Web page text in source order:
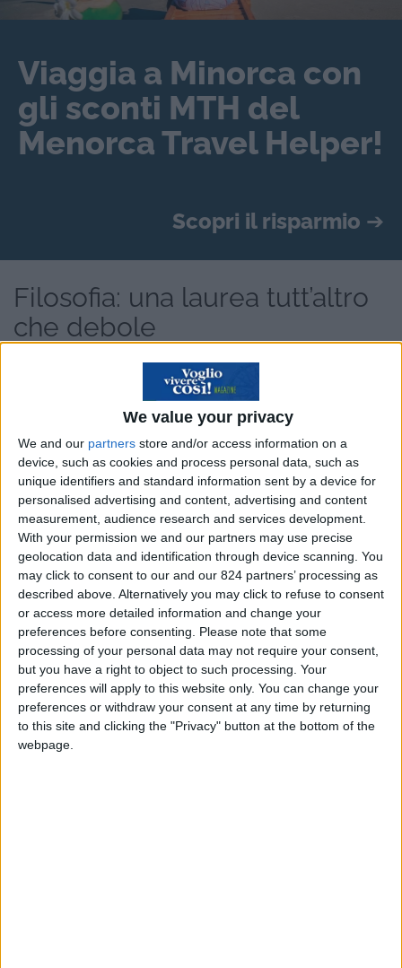
We value your privacy
We and our partners store and/or access information on a
device, such as cookies and process personal data, such as
unique identifiers and standard information sent by a device for
personalised advertising and content, advertising and content
measurement, audience research and services development.
With your permission we and our partners may use precise
geolocation data and identification through device scanning. You
may click to consent to our and our 824 partners’ processing as
described above. Alternatively you may click to refuse to consent
or access more detailed information and change your
preferences before consenting.
Please note that some
processing of your personal data may not require your consent,
but you have a right to object to such processing. Your
preferences will apply to this website only. You can change your
preferences or withdraw your consent at any time by returning
to this site and clicking the "Privacy" button at the bottom of the
webpage.
Viaggia a Minorca con
gli sconti MTH del
Menorca Travel Helper!
Scopri il risparmio ➔
Filosofia: una laurea tutt’altro
che debole
Altro che laurea debole. Il filosofo del terzo
millennio non è più destinato a trovare un posto
solo da insegnante. Nel 30 per cento dei casi,
invece, trova impiego come consulente per le
aziende, a un anno dalla laurea. Soprattutto se
presa all’Università Vita-Salute San Raffaele di
Milano. Sono dati Almalaurea (Consorzio
interuniversitario per favorire e monitorare
l’inserimento dei laureati nel mondo del lavoro)
relativi al 2011-2012, che fanno ben sperare. La
nota più strepitosa, anzi, è che da Filosofia si
segnala il 70,6% di occupati a un anno, contro
una media nazionale del 59 per cento. Un
numero che, a questo punto smentisce il luogo
comune secondo cui i laureati non trovano un
impiego.